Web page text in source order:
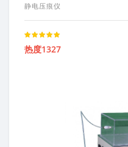
静电压痕仪
Rated
5.00out of 5
热度1327